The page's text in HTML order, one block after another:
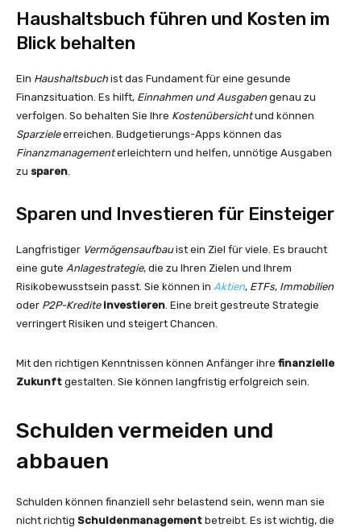
Haushaltsbuch führen und Kosten im
Blick behalten
Ein Haushaltsbuch ist das Fundament für eine gesunde
Finanzsituation. Es hilft, Einnahmen und Ausgaben genau zu
verfolgen. So behalten Sie Ihre Kostenübersichtund können
Sparzieleerreichen. Budgetierungs-Apps können das
Finanzmanagementerleichtern und helfen, unnötige Ausgaben
zu sparen.
Sparen und Investieren für Einsteiger
Langfristiger Vermögensaufbauist ein Ziel für viele. Es braucht
eine gute Anlagestrategie, die zu Ihren Zielen und Ihrem
Risikobewusstsein passt. Sie können in Aktien, ETFs, Immobilien
oder P2P-Kredite investieren. Eine breit gestreute Strategie
verringert Risiken und steigert Chancen.
Mit den richtigen Kenntnissen können Anfänger ihre finanzielle
Zukunft gestalten. Sie können langfristig erfolgreich sein.
Schulden vermeiden und
abbauen
Schulden können finanziell sehr belastend sein, wenn man sie
nicht richtig Schuldenmanagement betreibt. Es ist wichtig, die